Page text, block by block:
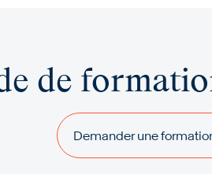
de
Demander une
Demander une